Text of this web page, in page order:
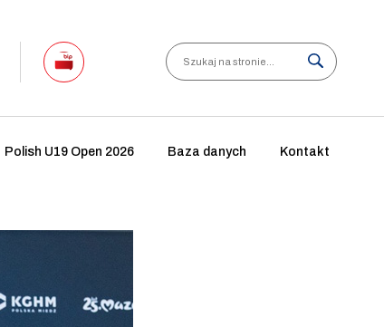
Search
Polish U19 Open 2026 Baza danych Kontakt